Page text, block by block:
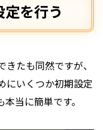
を行う
たも同然ですが、
にいくつか初期設定
当に簡単です。